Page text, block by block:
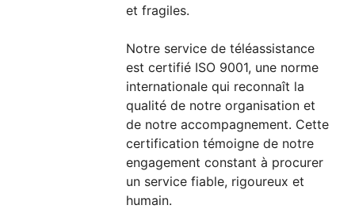
et fragiles.
Notre service de téléassistance
est certifié ISO 9001, une norme
internationale qui reconnaît la
qualité de notre organisation et
de notre accompagnement. Cette
certification témoigne de notre
engagement constant à procurer
un service fiable, rigoureux et
humain.